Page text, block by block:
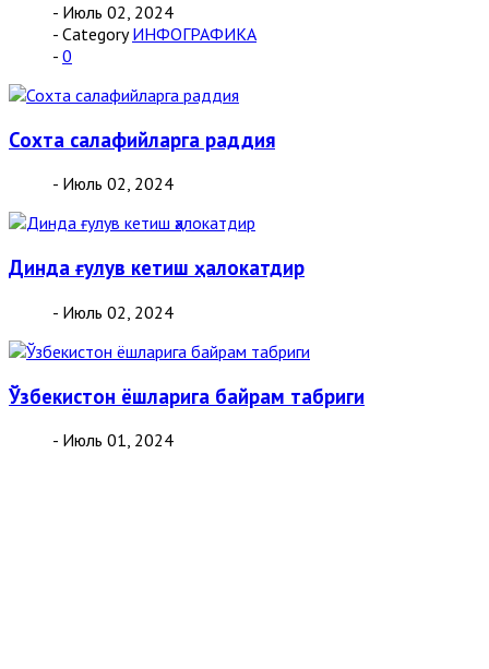
- Июль 02, 2024
- Category ИНФОГРАФИКА
- 0
Сохта салафийларга раддия
- Июль 02, 2024
Динда ғулув кетиш ҳалокатдир
- Июль 02, 2024
Ўзбекистон ёшларига байрам табриги
- Июль 01, 2024